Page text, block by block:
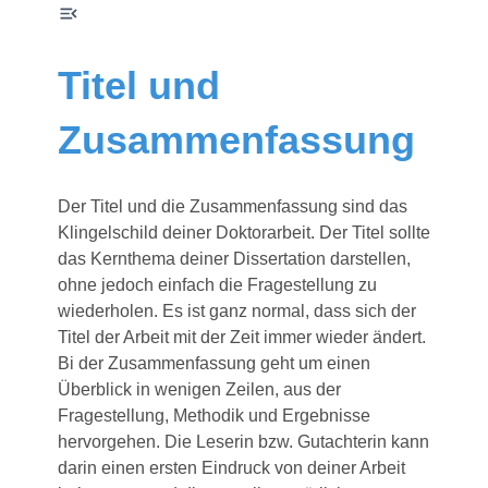
Titel und
Zusammenfassung
Der Titel und die Zusammenfassung sind das
Klingelschild deiner Doktorarbeit. Der Titel sollte
das Kernthema deiner Dissertation darstellen,
ohne jedoch einfach die Fragestellung zu
wiederholen. Es ist ganz normal, dass sich der
Titel der Arbeit mit der Zeit immer wieder ändert.
Bi der Zusammenfassung geht um einen
Überblick in wenigen Zeilen, aus der
Fragestellung, Methodik und Ergebnisse
hervorgehen. Die Leserin bzw. Gutachterin kann
darin einen ersten Eindruck von deiner Arbeit